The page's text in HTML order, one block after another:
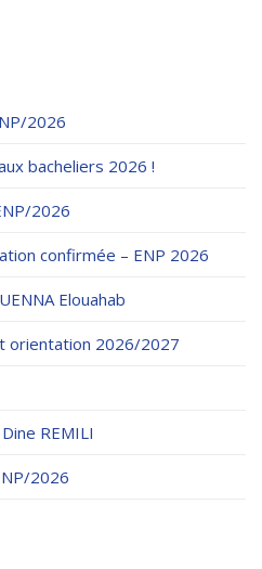
2026
bacheliers 2026 !
2026
confirmée – ENP 2026
Elouahab
orientation 2026/2027
REMILI
2026